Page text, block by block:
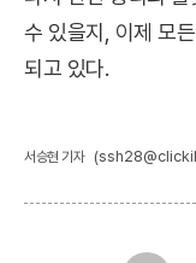
수 있을지, 이제 모
되고 있다.
서승현 기자